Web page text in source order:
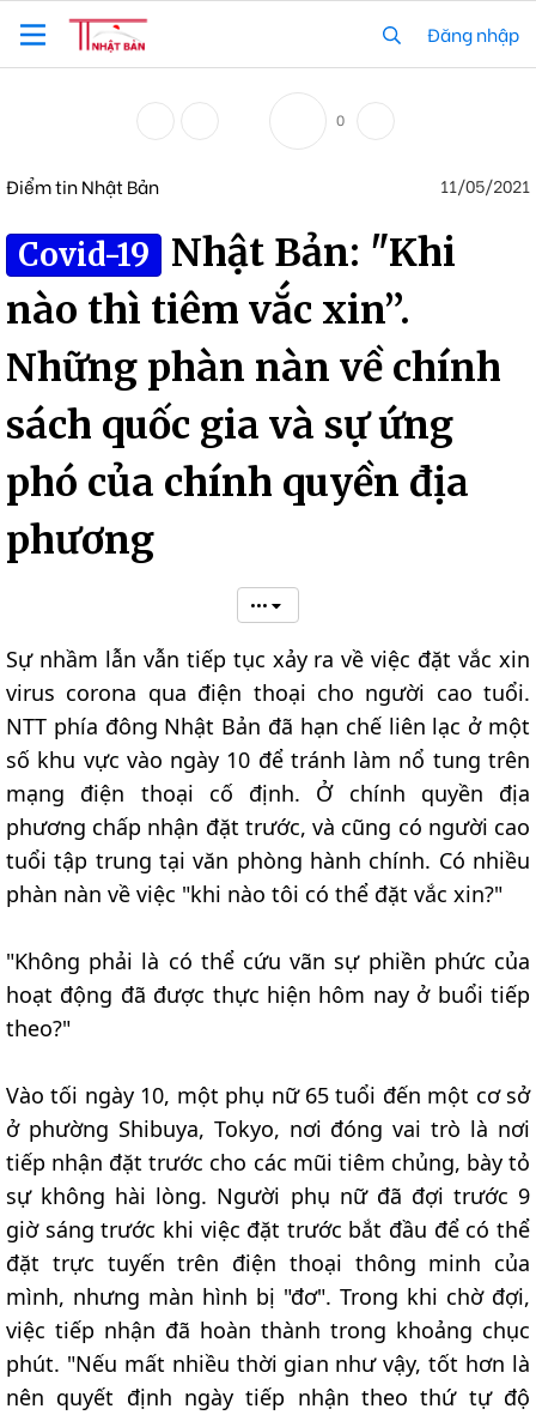
Đăng nhập
0
Điểm tin Nhật Bản 11/05/2021
Covid-19
Nhật Bản: "Khi
nào thì tiêm vắc xin”.
Những phàn nàn về chính
sách quốc gia và sự ứng
phó của chính quyền địa
phương
•••
Sự nhầm lẫn vẫn tiếp tục xảy ra về việc đặt vắc xin
virus corona qua điện thoại cho người cao tuổi.
NTT phía đông Nhật Bản đã hạn chế liên lạc ở một
số khu vực vào ngày 10 để tránh làm nổ tung trên
mạng điện thoại cố định. Ở chính quyền địa
phương chấp nhận đặt trước, và cũng có người cao
tuổi tập trung tại văn phòng hành chính. Có nhiều
phàn nàn về việc "khi nào tôi có thể đặt vắc xin?"
"Không phải là có thể cứu vãn sự phiền phức của
hoạt động đã được thực hiện hôm nay ở buổi tiếp
theo?"
Vào tối ngày 10, một phụ nữ 65 tuổi đến một cơ sở
ở phường Shibuya, Tokyo, nơi đóng vai trò là nơi
tiếp nhận đặt trước cho các mũi tiêm chủng, bày tỏ
sự không hài lòng. Người phụ nữ đã đợi trước 9
giờ sáng trước khi việc đặt trước bắt đầu để có thể
đặt trực tuyến trên điện thoại thông minh của
mình, nhưng màn hình bị "đơ". Trong khi chờ đợi,
việc tiếp nhận đã hoàn thành trong khoảng chục
phút. "Nếu mất nhiều thời gian như vậy, tốt hơn là
nên quyết định ngày tiếp nhận theo thứ tự độ